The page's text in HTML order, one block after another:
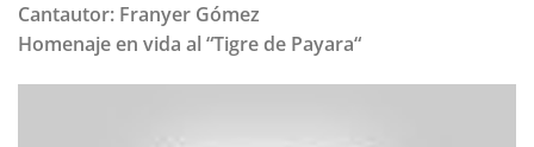
Cantautor: Franyer Gómez
Homenaje en vida al “Tigre de Payara“